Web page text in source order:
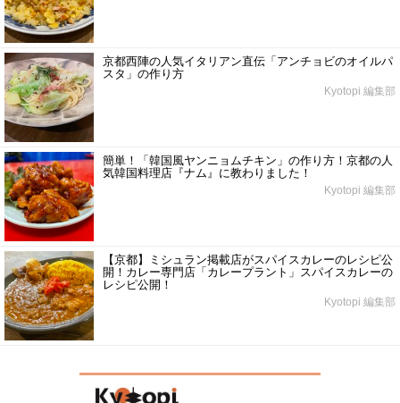
京都西陣の人気イタリアン直伝「アンチョビのオイルパ
スタ」の作り方
Kyotopi 編集部
簡単！「韓国風ヤンニョムチキン」の作り方！京都の人
気韓国料理店『ナム』に教わりました！
Kyotopi 編集部
【京都】ミシュラン掲載店がスパイスカレーのレシピ公
開！カレー専門店「カレープラント」スパイスカレーの
レシピ公開！
Kyotopi 編集部